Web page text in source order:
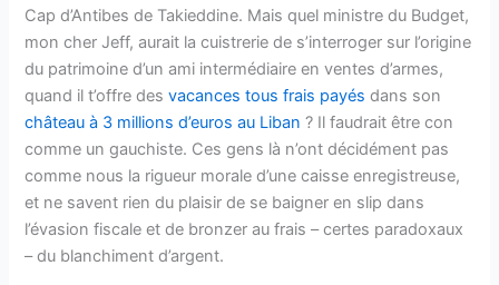
Cap d’Antibes de Takieddine. Mais quel ministre du Budget,
mon cher Jeff, aurait la cuistrerie de s’interroger sur l’origine
du patrimoine d’un ami intermédiaire en ventes d’armes,
quand il t’offre desvacances tous frais payés dans son
château à 3 millions d’euros au Liban ? Il faudrait être con
comme un gauchiste. Ces gens là n’ont décidément pas
comme nous la rigueur morale d’une caisse enregistreuse,
et ne savent rien du plaisir de se baigner en slip dans
l’évasion fiscale et de bronzer au frais – certes paradoxaux
– du blanchiment d’argent.